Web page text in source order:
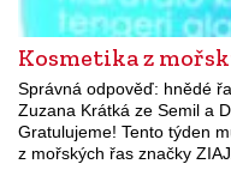
Kosmetika z
Správná odpověď: hnědé
Zuzana Krátká ze Semil a
Gratulujeme! Tento týden
z mořských řas značky